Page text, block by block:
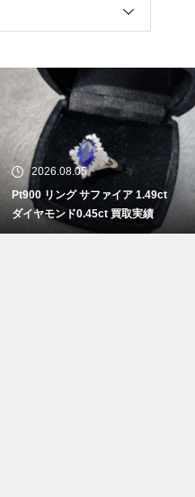
2026.08.05
Pt900 リング サファイア 1.49ct
ダイヤモンド0.45ct 買取実績